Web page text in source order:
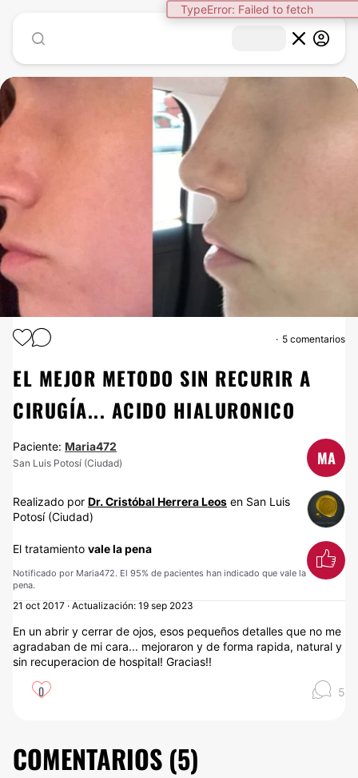
TypeError: Failed to fetch
ÁCIDO HIALURÓNICO
5 comentarios
EL MEJOR METODO SIN RECURIR A
CIRUGÍA... ACIDO HIALURONICO
Paciente: Maria472
San Luis Potosí (Ciudad) MA
Realizado por Dr. Cristóbal Herrera Leos en San Luis
Potosí (Ciudad)
El tratamiento vale la pena
Notificado por Maria472. El 95% de pacientes han indicado que vale la
pena.
21 oct 2017 · Actualización: 19 sep 2023
En un abrir y cerrar de ojos, esos pequeños detalles que no me
agradaban de mi cara... mejoraron y de forma rapida, natural y
sin recuperacion de hospital! Gracias!!
0 5
COMENTARIOS (5)